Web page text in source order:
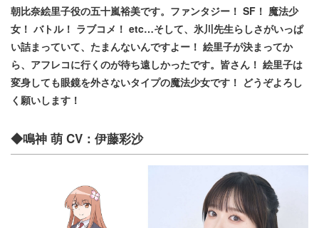
朝比奈絵里子役の五十嵐裕美です。ファンタジー！ SF！ 魔法少
女！ バトル！ ラブコメ！ etc…そして、氷川先生らしさがいっぱ
い詰まっていて、たまんないんですよー！ 絵里子が決まってか
ら、アフレコに行くのが待ち遠しかったです。皆さん！ 絵里子は
変身しても眼鏡を外さないタイプの魔法少女です！ どうぞよろし
く願いします！
◆鳴神 萌 CV：伊藤彩沙